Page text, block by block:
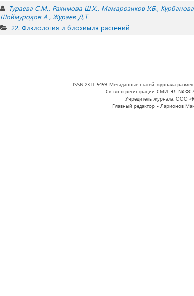
Тураева С.М. Рахимова Ш.Х. Мамарозиков У.Б.
Шоймуродов А. Жураев Д.Т.
22. Физиология и биохимия растений
ISSN 2311-5459. Метаданные статей журнала
Св-во о регистрации СМИ: ЭЛ №
Учредитель журнала: ООО
Главный редактор - Ларионов